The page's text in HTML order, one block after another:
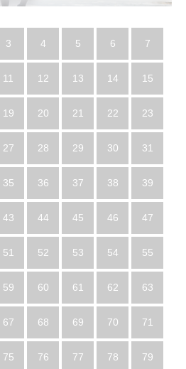
3 4 5 6 7
11 12 13 14 15
19 20 21 22 23
27 28 29 30 31
35 36 37 38 39
43 44 45 46 47
51 52 53 54 55
59 60 61 62 63
67 68 69 70 71
75 76 77 78 79